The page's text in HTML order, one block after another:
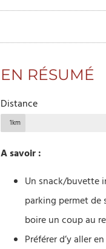
EN RÉSUMÉ
Distance
1km
A savoir :
Un snack/buvette
parking permet de
boire un coup au
Préférer d’y aller